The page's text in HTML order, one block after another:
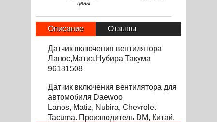
цены
Описание Отзывы
Датчик включения вентилятора
Ланос,Матиз,Нубира,Такума
96181508
Датчик включения вентилятора для
автомобиля Daewoo
Lanos, Matiz, Nubira, Chevrolet
Tacuma. Производитель DM, Китай.